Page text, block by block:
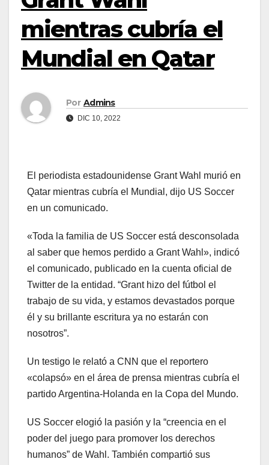
mientras cubría el
Mundial en Qatar
Por Admins
DIC 10, 2022
El periodista estadounidense Grant Wahl murió en
Qatar mientras cubría el Mundial, dijo US Soccer
en un comunicado.
«Toda la familia de US Soccer está desconsolada
al saber que hemos perdido a Grant Wahl», indicó
el comunicado, publicado en la cuenta oficial de
Twitter de la entidad. “Grant hizo del fútbol el
trabajo de su vida, y estamos devastados porque
él y su brillante escritura ya no estarán con
nosotros”.
Un testigo le relató a CNN que el reportero
«colapsó» en el área de prensa mientras cubría el
partido Argentina-Holanda en la Copa del Mundo.
US Soccer elogió la pasión y la “creencia en el
poder del juego para promover los derechos
humanos” de Wahl. También compartió sus